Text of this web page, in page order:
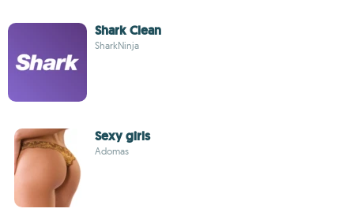
Shark Clean
SharkNinja
Sexy girls
Adomas